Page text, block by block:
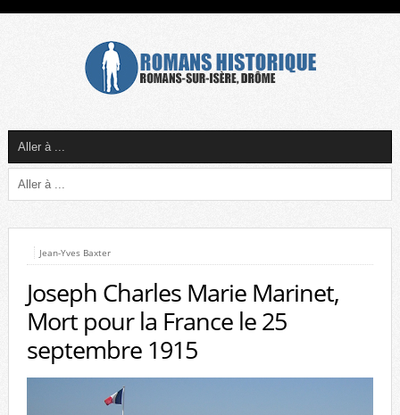
Jean-Yves Baxter
Joseph Charles Marie Marinet,
Mort pour la France le 25
septembre 1915